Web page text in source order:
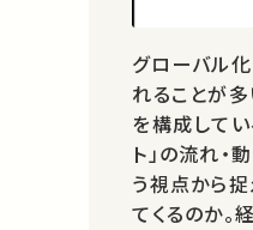
グローバル
れることが
を構成してい
ト」の流れ・
う視点から
てくるのか